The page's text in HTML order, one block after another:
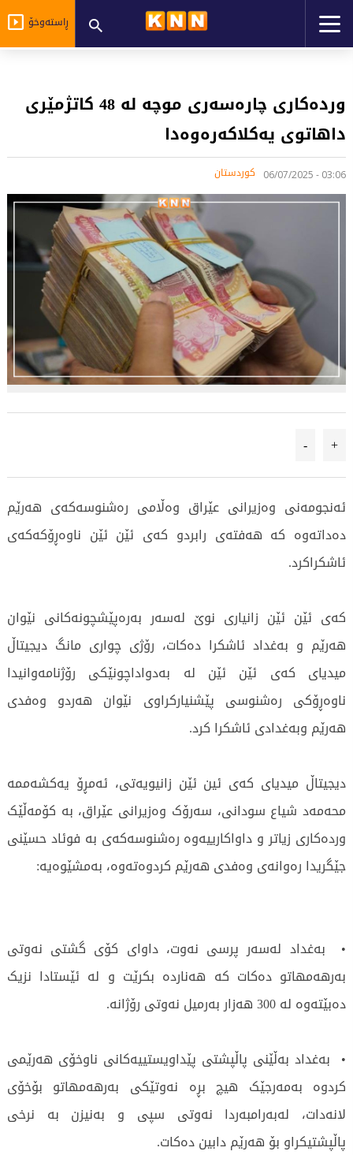
ڕاستەوخۆ
وردەکاری چارەسەری موچە لە 48 کاتژمێری
داهاتوی یەکلاکەرەوەدا
03:06 - 06/07/2025 کوردستان
+
-
ئەنجومەنى وەزیرانى عێراق وەڵامی رەشنوسەکەی هەرێم
دەداتەوە کە هەفتەی رابردو کەی ئێن ئێن ناوەڕۆکەکەی
ئاشکراکرد.
کەی ئێن ئێن زانیاری نوێ لەسەر بەرەپێشچونەکانی نێوان
هەرێم و بەغداد ئاشکرا دەکات، رۆژی چواری مانگ دیجیتاڵ
میدیای کەی ئێن ئێن لە بەدواداچونێکی رۆژنامەوانیدا
ناوەڕۆکی رەشنوسی پێشنیارکراوی نێوان هەردو وەفدی
هەرێم وبەغدادی ئاشکرا کرد.
دیجیتاڵ میدیای کەی ئين ئێن زانیویەتی، ئەمڕۆ یەکشەممە
محەمەد شیاع سودانی، سەرۆک وەزیرانی عێراق، بە کۆمەڵێک
وردەکاری زیاتر و داواکارییەوە رەشنوسەکەی بە فوئاد حسێنی
جێگریدا رەوانەی وەفدی هەرێم کردوەتەوە، بەمشێوەیە:
• بەغداد لەسەر پرسی نەوت، داوای کۆی گشتی نەوتی
بەرهەمهاتو دەکات کە هەناردە بکرێت و لە ئێستادا نزیک
دەبێتەوە لە 300 هەزار بەرمیل نەوتی رۆژانە.
• بەغداد بەڵێنی پاڵپشتی پێداویستییەکانی ناوخۆی هەرێمی
کردوە بەمەرجێک هیچ بڕە نەوتێکی بەرهەمهاتو بۆخۆی
لانەدات، لەبەرامبەردا نەوتی سپی و بەنیزن بە نرخی
پاڵپشتیکراو بۆ هەرێم دابین دەکات.